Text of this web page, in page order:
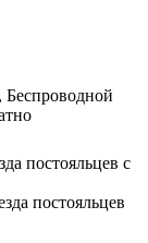
Беспроводной
постояльцев с
постояльцев